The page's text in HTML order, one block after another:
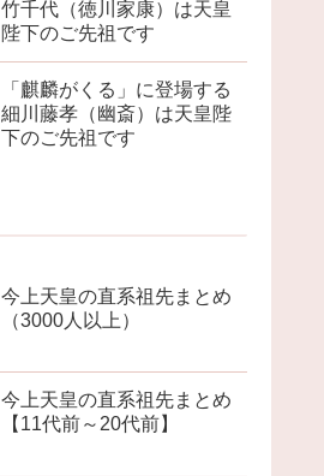
竹千代（徳川家康）は天皇
陛下のご先祖です
「麒麟がくる」に登場する
細川藤孝（幽斎）は天皇陛
下のご先祖です
今上天皇の直系祖先まとめ
（3000人以上）
今上天皇の直系祖先まとめ
【11代前～20代前】